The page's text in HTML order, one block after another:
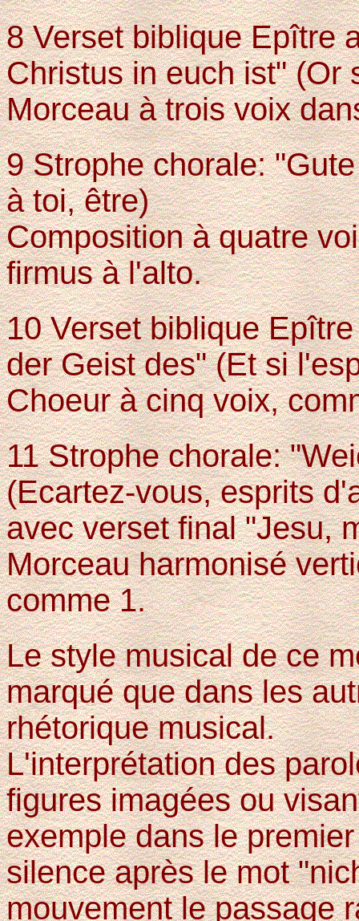
8 Verset biblique Epître
Christus in euch ist" (Or
Morceau à trois voix
9 Strophe chorale:
à toi, être)
Composition à quatre
firmus à l'alto.
10 Verset biblique
der Geist des" (Et si
Choeur à cinq voix,
11 Strophe chorale:
(Ecartez-vous, esprits
avec verset final "Jesu,
Morceau harmonisé
comme 1.
Le style musical de ce
marqué que dans les
rhétorique musical.
L'interprétation des
figures imagées ou
exemple dans le
silence après le mot
mouvement le passage